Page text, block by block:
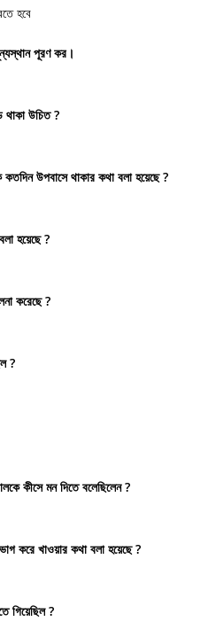
হবে
পূরণ কর।
উচিত ?
উপবাসে থাকার কথা বলা হয়েছে ?
হয়েছে ?
করেছে ?
?
কীসে মন দিতে বলেছিলেন ?
করে খাওয়ার কথা বলা হয়েছে ?
গিয়েছিল ?